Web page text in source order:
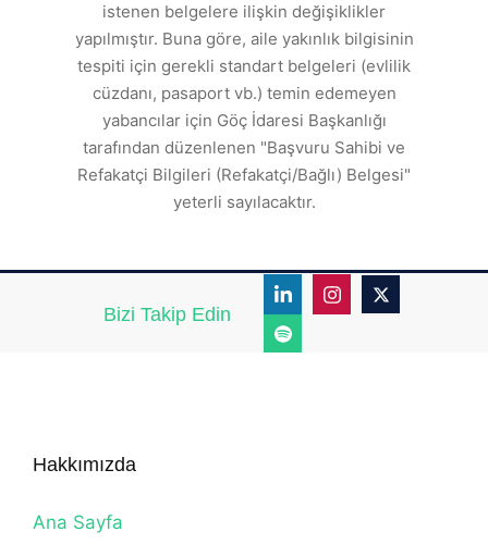
istenen belgelere ilişkin değişiklikler
yapılmıştır. Buna göre, aile yakınlık bilgisinin
tespiti için gerekli standart belgeleri (evlilik
cüzdanı, pasaport vb.) temin edemeyen
yabancılar için Göç İdaresi Başkanlığı
tarafından düzenlenen "Başvuru Sahibi ve
Refakatçi Bilgileri (Refakatçi/Bağlı) Belgesi"
yeterli sayılacaktır.
Bizi Takip Edin
Hakkımızda
Ana Sayfa